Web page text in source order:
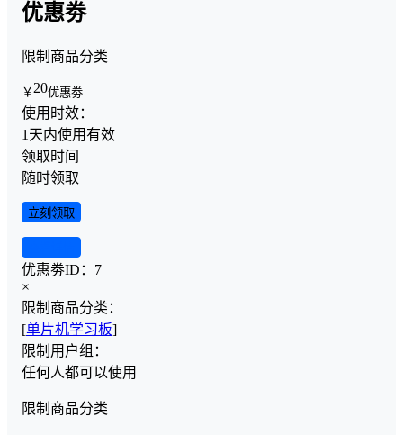
优惠劵
限制商品分类
￥ 20优惠劵
使用时效：
1天内使用有效
领取时间
随时领取
立刻领取
优惠劵ID： 7
×
限制商品分类：
[单片机学习板]
限制用户组：
任何人都可以使用
限制商品分类